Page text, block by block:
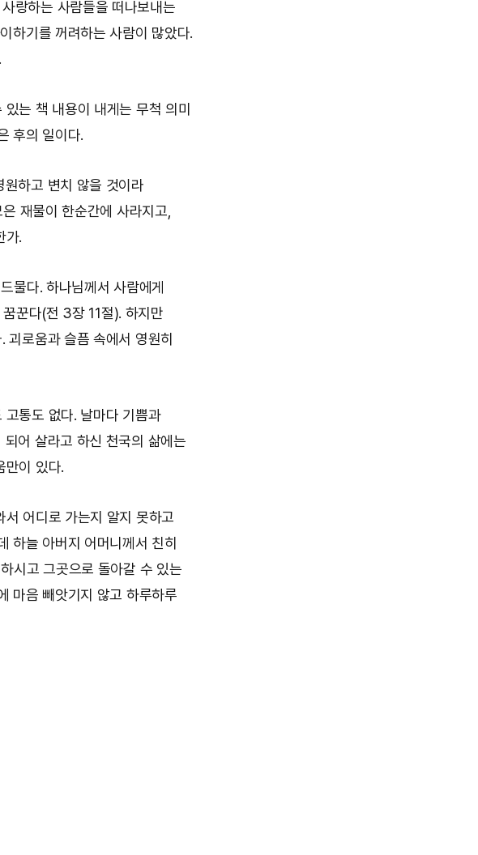
랑하는 사람들을 떠나보내는
하기를 꺼려하는 사람이 많았다.
는 책 내용이 내게는 무척 의미
후의 일이다.
하고 변치 않을 것이라
재물이 한순간에 사라지고,
가.
물다. 하나님께서 사람에게
꾼다(전 3장 11절). 하지만
괴로움과 슬픔 속에서 영원히
통도 없다. 날마다 기쁨과
어 살라고 하신 천국의 삶에는
만이 있다.
어디로 가는지 알지 못하고
하늘 아버지 어머니께서 친히
시고 그곳으로 돌아갈 수 있는
마음 빼앗기지 않고 하루하루